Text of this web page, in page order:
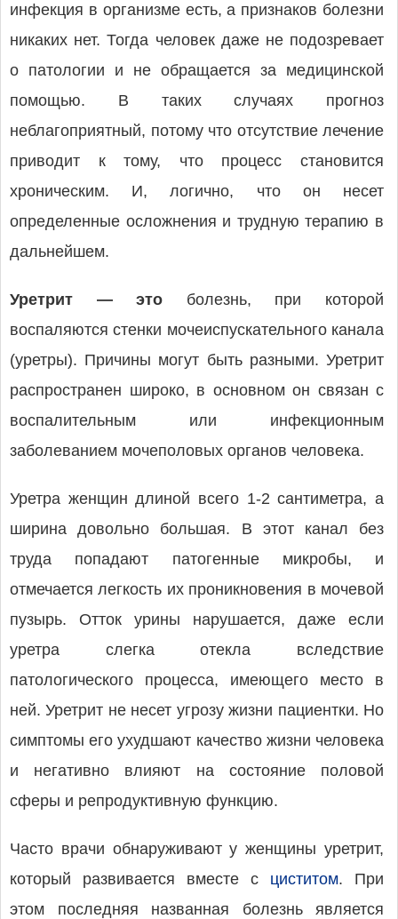
инфекция в организме есть, а признаков болезни
никаких нет. Тогда человек даже не подозревает
о патологии и не обращается за медицинской
помощью. В таких случаях прогноз
неблагоприятный, потому что отсутствие лечение
приводит к тому, что процесс становится
хроническим. И, логично, что он несет
определенные осложнения и трудную терапию в
дальнейшем.
Уретрит — это болезнь, при которой
воспаляются стенки мочеиспускательного канала
(уретры). Причины могут быть разными. Уретрит
распространен широко, в основном он связан с
воспалительным или инфекционным
заболеванием мочеполовых органов человека.
Уретра женщин длиной всего 1-2 сантиметра, а
ширина довольно большая. В этот канал без
труда попадают патогенные микробы, и
отмечается легкость их проникновения в мочевой
пузырь. Отток урины нарушается, даже если
уретра слегка отекла вследствие
патологического процесса, имеющего место в
ней. Уретрит не несет угрозу жизни пациентки. Но
симптомы его ухудшают качество жизни человека
и негативно влияют на состояние половой
сферы и репродуктивную функцию.
Часто врачи обнаруживают у женщины уретрит,
который развивается вместе с циститом. При
этом последняя названная болезнь является